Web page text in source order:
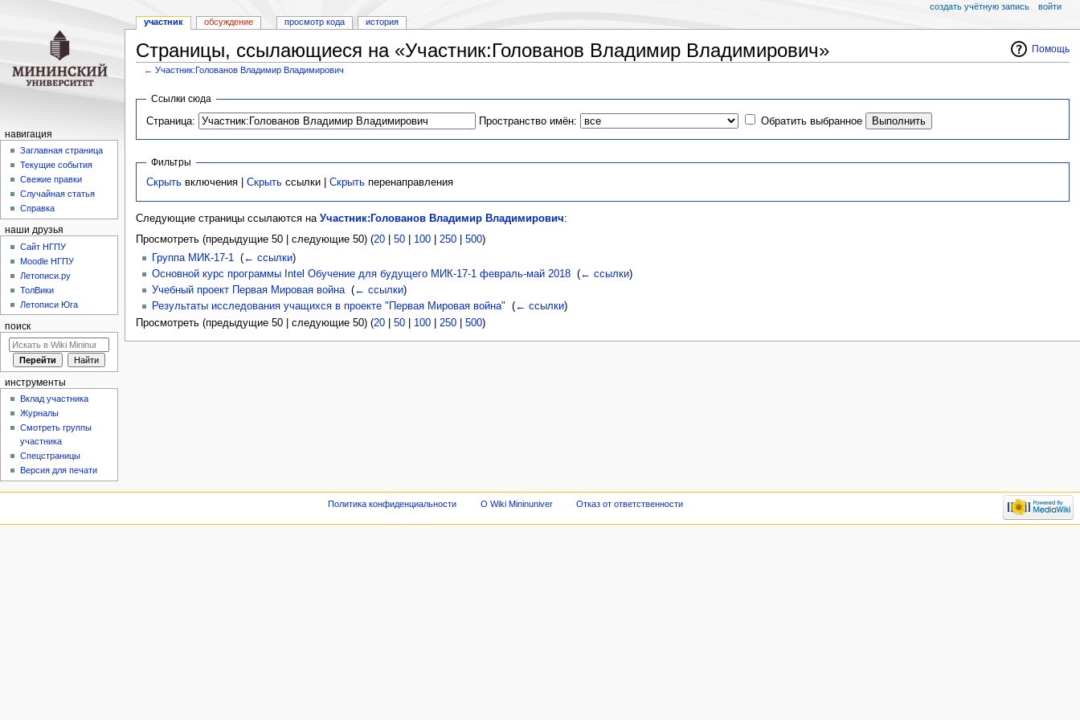
Помощь
Страницы, ссылающиеся на «Участник:Голованов Владимир Владимирович»
←Участник:Голованов Владимир Владимирович
Перейти
навигации
Перейти
поиску
Ссылки сюда
Страница: Пространство имён: Обратить выбранное
Фильтры
Скрыть включения |Скрыть ссылки |Скрыть перенаправления
Следующие страницы ссылаются на Участник:Голованов Владимир Владимирович:
Просмотреть (предыдущие 50 | следующие 50) (20| 50| 100| 250| 500)
Группа МИК-17-1
(← ссылки)
Основной курс программы Intel Обучение для будущего МИК-17-1 февраль-май 2018‎ (← ссылки)
Учебный проект Первая Мировая война‎ (← ссылки)
Результаты исследования учащихся в проекте "Первая Мировая война"
(← ссылки)
Просмотреть (предыдущие 50 | следующие 50) (20| 50| 100| 250| 500)
участник обсуждение просмотр кода история
создать учётную запись войти
навигация
Заглавная страница
Текущие события
Свежие правки
Случайная статья
Справка
наши друзья
Cайт НГПУ
Moodle НГПУ
Летописи.ру
ТолВики
Летописи Юга
поиск
инструменты
Вклад участника
Журналы
Смотреть группы
участника
Спецстраницы
Версия для печати
Политика конфиденциальности О Wiki Mininuniver Отказ от ответственности